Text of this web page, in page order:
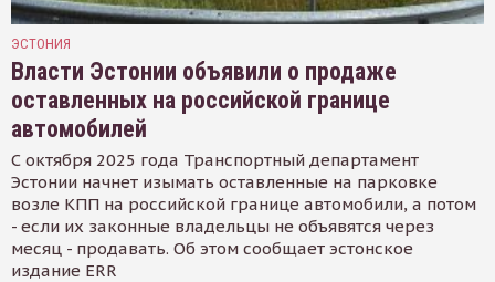
ЭСТОНИЯ
Власти Эстонии объявили о продаже
оставленных на российской границе
автомобилей
С октября 2025 года Транспортный департамент
Эстонии начнет изымать оставленные на парковке
возле КПП на российской границе автомобили, а потом
- если их законные владельцы не объявятся через
месяц - продавать. Об этом сообщает эстонское
издание ERR